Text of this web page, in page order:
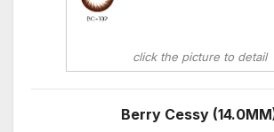
click the picture to detail
Berry Cessy